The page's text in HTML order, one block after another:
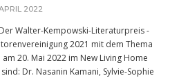
2022
Walter-Kempowski-Literaturpreis -
2021 mit dem Thema
am 20. Mai 2022 im New Living Home
Dr. Nasanin Kamani, Sylvie-Sophie